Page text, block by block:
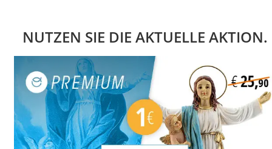
NUTZEN SIE DIE AKTUELLE AKTION.